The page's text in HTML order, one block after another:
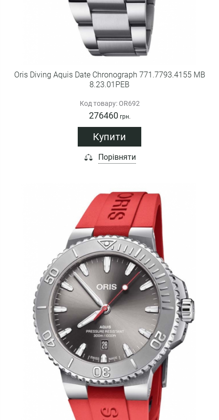
Oris Diving Aquis Date Chronograph 771.7793.4155 MB
8.23.01PEB
Код товару: OR692
276460 грн.
Купити
Порівняти